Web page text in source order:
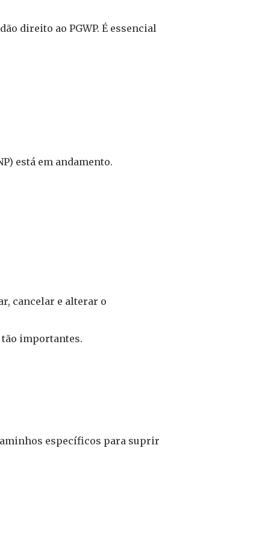
direito ao PGWP. É essencial
está em andamento.
cancelar e alterar o
importantes.
específicos para suprir